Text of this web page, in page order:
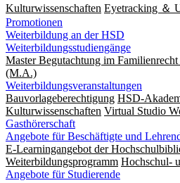
Kulturwissenschaften Eyetracking ＆
Promotionen
Weiterbildung an der HSD
Weiterbildungsstudiengänge
Master Begutachtung im
(M.A.)
Weiterbildungsveranstaltungen
Bauvorlageberechtigung HSD-
Kulturwissenschaften Virtual Studio
Gasthörerschaft
Angebote für Beschäftigte und
E-Learningangebot der
Weiterbildungsprogramm Hochschul-
Angebote für Studierende